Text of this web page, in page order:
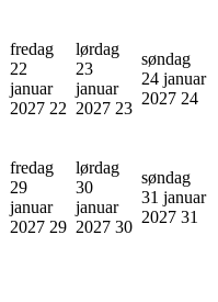
fredag
22
januar
2027 22
lørdag
23
januar
2027 23
søndag
24 januar
2027 24
fredag
29
januar
2027 29
lørdag
30
januar
2027 30
søndag
31 januar
2027 31